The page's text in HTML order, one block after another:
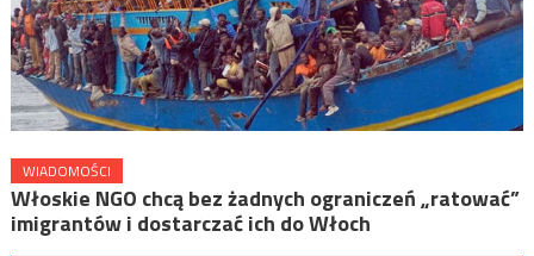
WIADOMOŚCI
Włoskie NGO chcą bez żadnych ograniczeń „ratować”
imigrantów i dostarczać ich do Włoch